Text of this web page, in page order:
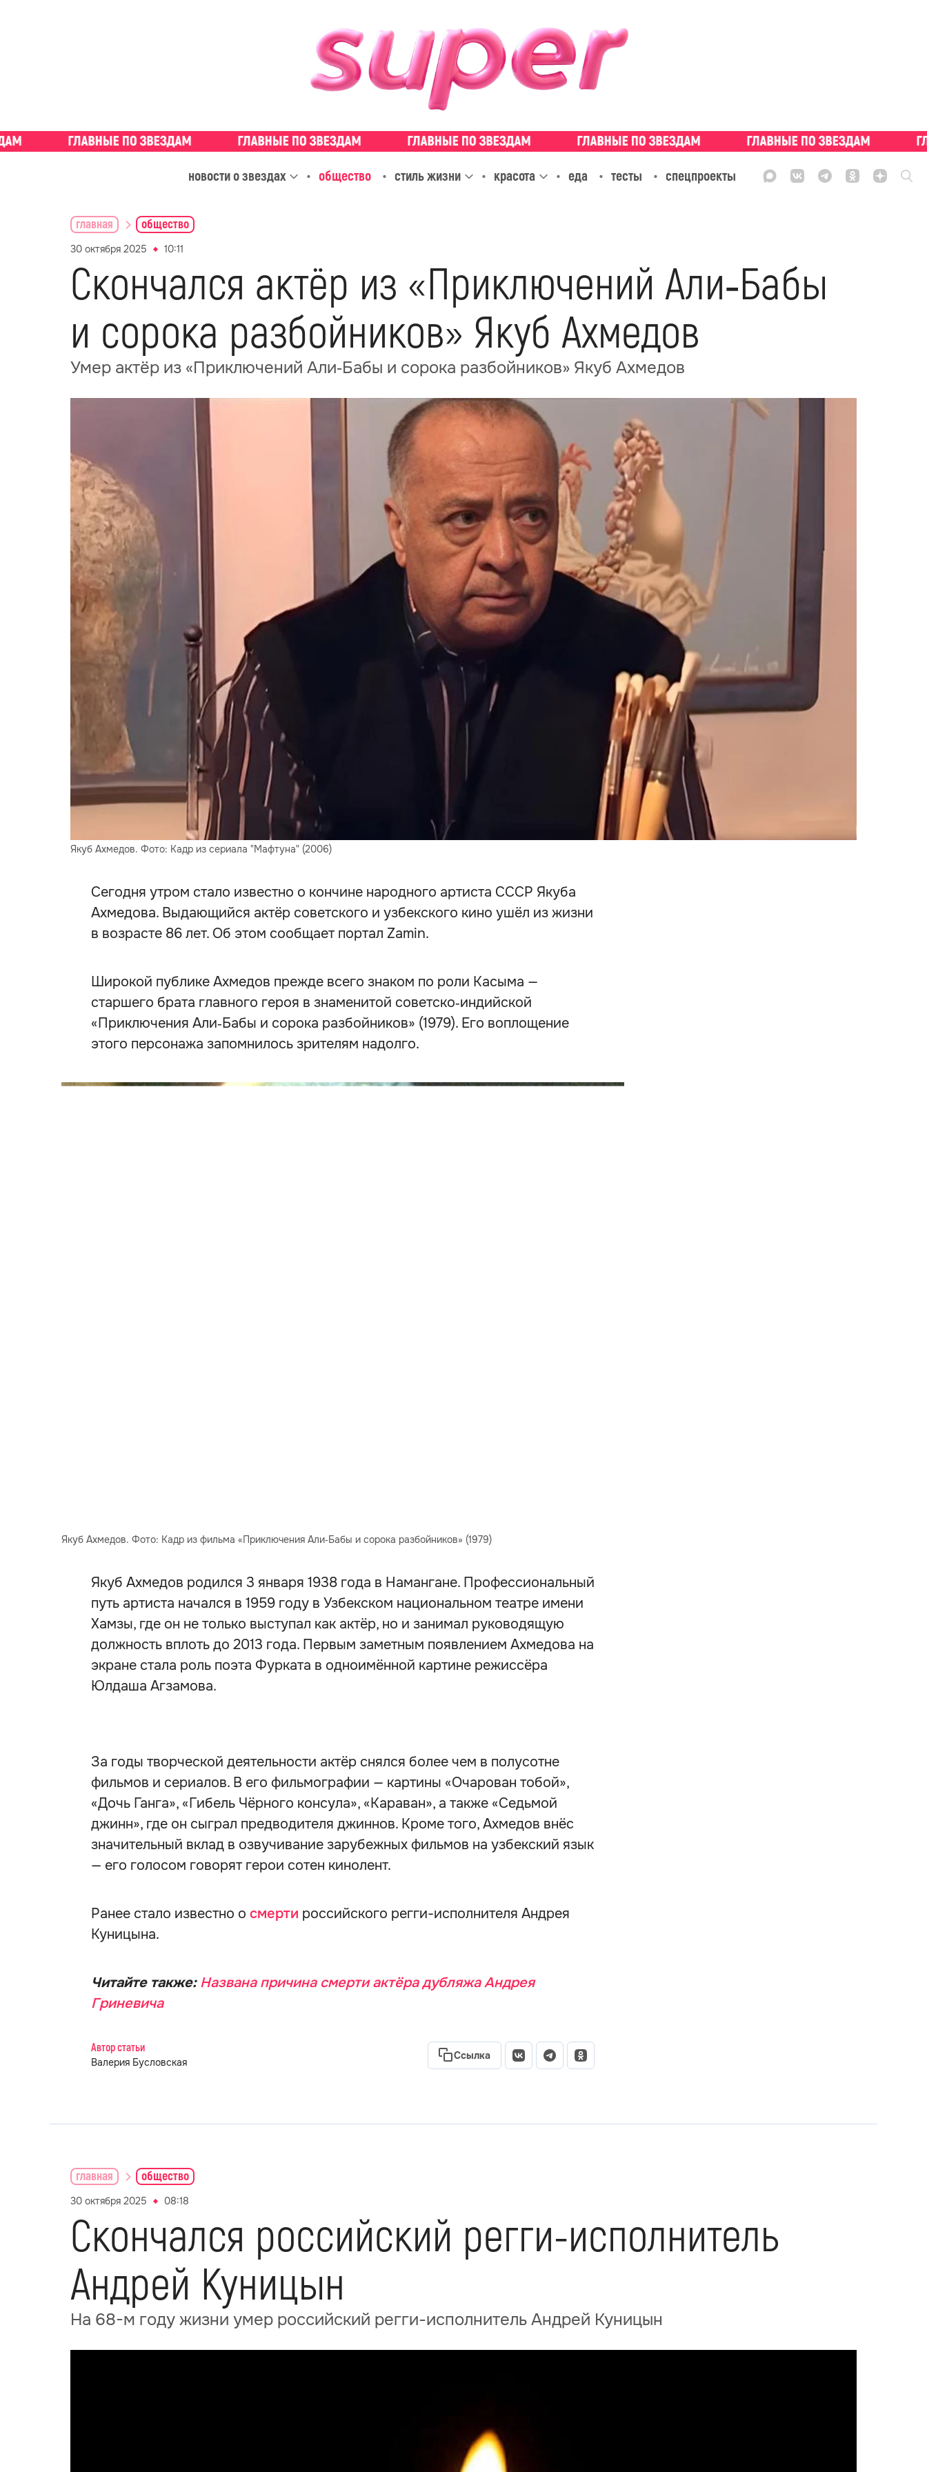
новости о звездах общество стиль жизни красота еда тесты спецпроекты
главная общество
30 октября 2025 10:11
Скончался актёр из «Приключений Али‑Бабы
и сорока разбойников» Якуб Ахмедов
Умер актёр из «Приключений Али‑Бабы и сорока разбойников» Якуб Ахмедов
Якуб Ахмедов. Фото: Кадр из сериала "Мафтуна" (2006)
Сегодня утром стало известно о кончине народного артиста СССР Якуба
Ахмедова. Выдающийся актёр советского и узбекского кино ушёл из жизни
в возрасте 86 лет. Об этом сообщает портал Zamin.
Широкой публике Ахмедов прежде всего знаком по роли Касыма —
старшего брата главного героя в знаменитой советско‑индийской
«Приключения Али‑Бабы и сорока разбойников» (1979). Его воплощение
этого персонажа запомнилось зрителям надолго.
Якуб Ахмедов. Фото: Кадр из фильма «Приключения Али‑Бабы и сорока разбойников» (1979)
Якуб Ахмедов родился 3 января 1938 года в Намангане. Профессиональный
путь артиста начался в 1959 году в Узбекском национальном театре имени
Хамзы, где он не только выступал как актёр, но и занимал руководящую
должность вплоть до 2013 года. Первым заметным появлением Ахмедова на
экране стала роль поэта Фурката в одноимённой картине режиссёра
Юлдаша Агзамова.
За годы творческой деятельности актёр снялся более чем в полусотне
фильмов и сериалов. В его фильмографии — картины «Очарован тобой»,
«Дочь Ганга», «Гибель Чёрного консула», «Караван», а также «Седьмой
джинн», где он сыграл предводителя джиннов. Кроме того, Ахмедов внёс
значительный вклад в озвучивание зарубежных фильмов на узбекский язык
— его голосом говорят герои сотен кинолент.
Ранее стало известно о смерти российского регги-исполнителя Андрея
Куницына.
Читайте также: Названа причина смерти актёра дубляжа Андрея
Гриневича
Автор статьи
Валерия Бусловская
Ссылка
главная общество
30 октября 2025 08:18
Скончался российский регги-исполнитель
Андрей Куницын
На 68-м году жизни умер российский регги-исполнитель Андрей Куницын